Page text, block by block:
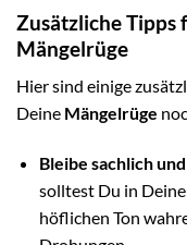
Zusätzliche
Mängelrüge
Hier sind einige
Deine Mängelrüge
Bleibe sachlich
solltest Du in
höflichen Ton